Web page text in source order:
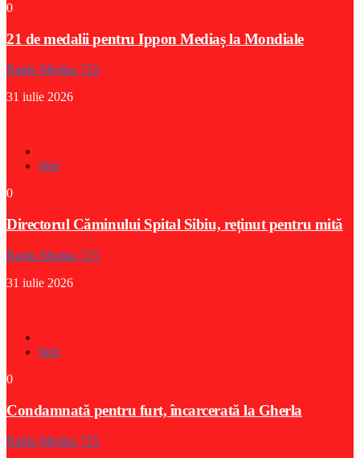
0
21 de medalii pentru Ippon Mediaș la Mondiale
Radio Medias 725
31 iulie 2026
Stiri
0
Directorul Căminului Spital Sibiu, reținut pentru mită
Radio Medias 725
31 iulie 2026
Stiri
0
Condamnată pentru furt, încarcerată la Gherla
Radio Medias 725